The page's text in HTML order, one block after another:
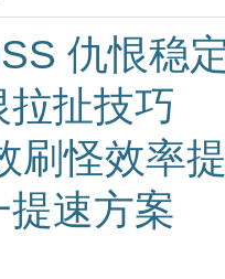
仇恨稳
拉扯技巧
刷怪效率
速方案